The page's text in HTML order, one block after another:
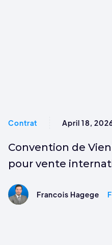
Contrat April 18,
Convention de
pour vente
Francois Hagege